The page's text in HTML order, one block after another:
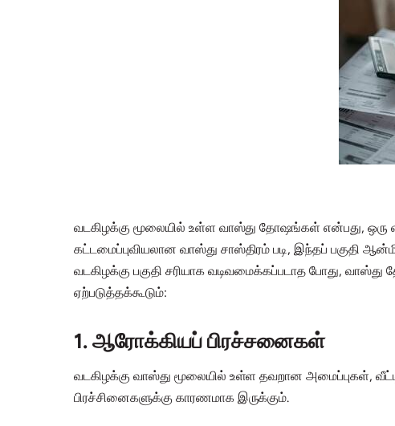
வடகிழக்கு மூலையில் உள்ள வாஸ்து தோஷங்கள் என்பது, ஒரு
கட்டமைப்புவியலான வாஸ்து சாஸ்திரம் படி, இந்தப் பகுதி
வடகிழக்கு பகுதி சரியாக வடிவமைக்கப்படாத போது,
ஏற்படுத்தக்கூடும்:
1. ஆரோக்கியப் பிரச்சனைகள்
வடகிழக்கு வாஸ்து மூலையில் உள்ள தவறான அமைப்புகள்,
பிரச்சினைகளுக்கு காரணமாக இருக்கும்.